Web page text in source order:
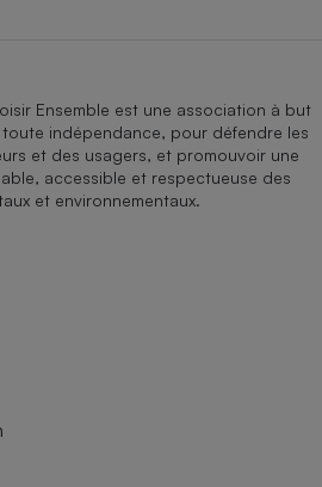
Ensemble est une association à but
indépendance, pour défendre les
et des usagers, et promouvoir une
accessible et respectueuse des
et environnementaux.